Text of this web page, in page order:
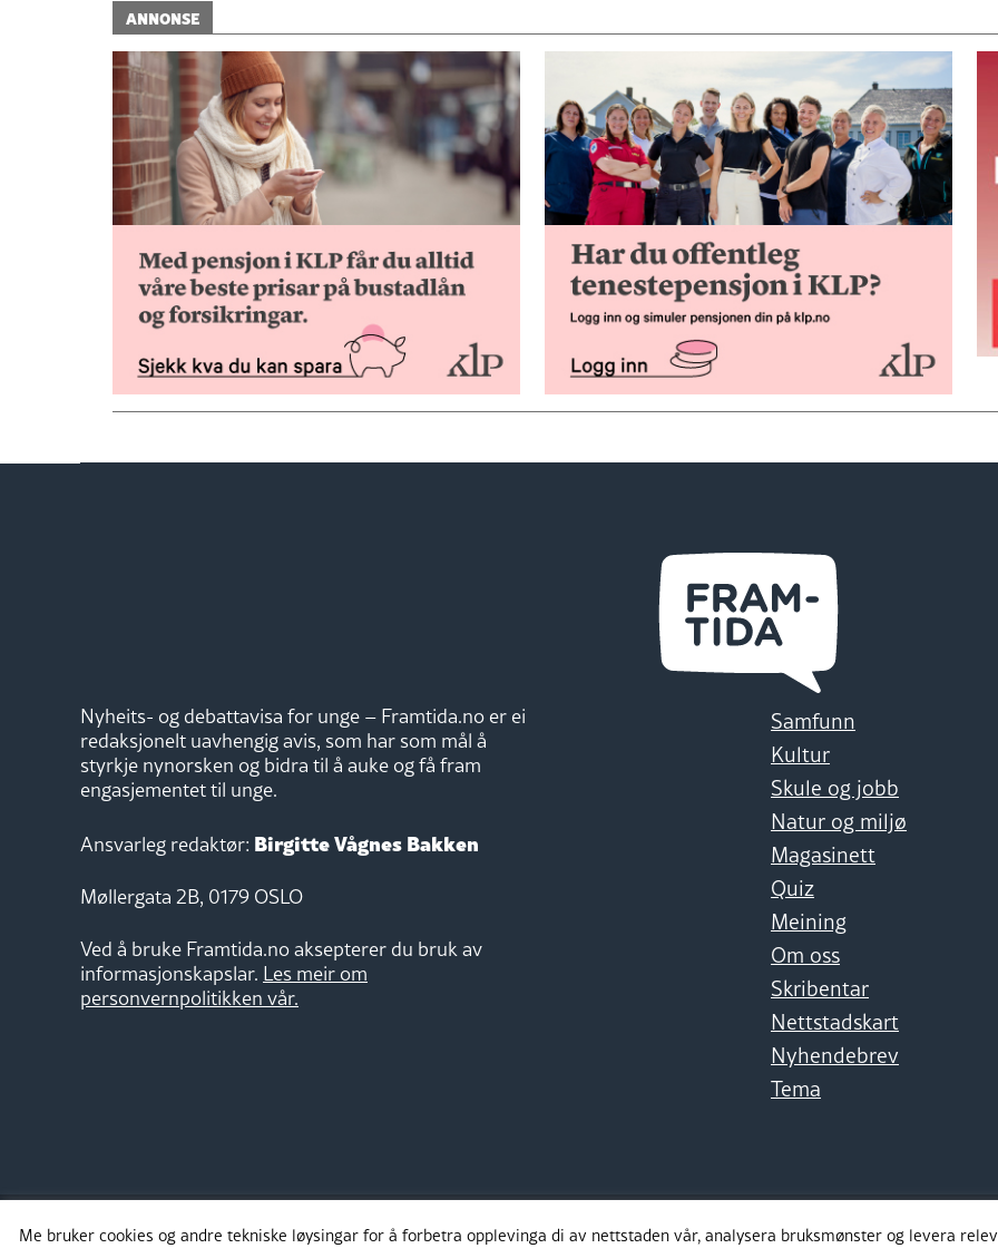
ANNONSE
Nyheits- og debattavisa for unge – Framtida.no er ei
redaksjonelt uavhengig avis, som har som mål å
styrkje nynorsken og bidra til å auke og få fram
engasjementet til unge.
Ansvarleg redaktør: Birgitte Vågnes Bakken
Møllergata 2B, 0179 OSLO
Ved å bruke Framtida.no aksepterer du bruk av
informasjonskapslar. Les meir om
personvernpolitikken vår.
Samfunn
Kultur
Skule og jobb
Natur og miljø
Magasinett
Quiz
Meining
Om oss
Skribentar
Nettstadskart
Nyhendebrev
Tema
Me bruker cookies og andre tekniske løysingar for å forbetra opplevinga di av nettstaden vår, analysera bruksmønster og levera